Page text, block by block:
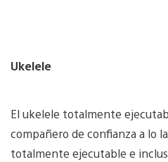
Ukelele
El ukelele totalmente
compañero de confianza a lo
totalmente ejecutable e